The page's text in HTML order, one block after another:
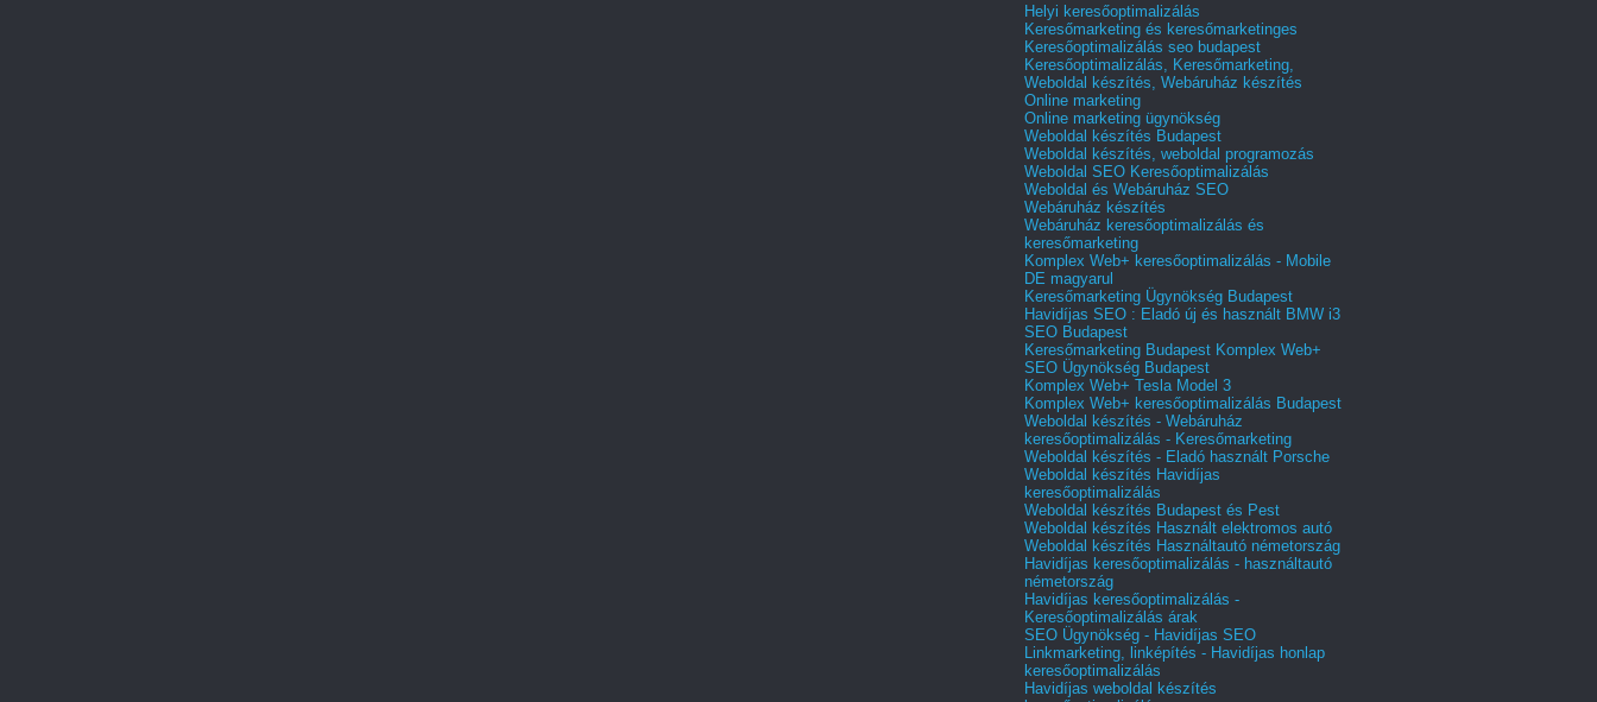
Helyi keresőoptimalizálás
Keresőmarketing és keresőmarketinges
Keresőoptimalizálás seo budapest
Keresőoptimalizálás, Keresőmarketing,
Weboldal készítés, Webáruház készítés
Online marketing
Online marketing ügynökség
Weboldal készítés Budapest
Weboldal készítés, weboldal programozás
Weboldal SEO Keresőoptimalizálás
Weboldal és Webáruház SEO
Webáruház készítés
Webáruház keresőoptimalizálás és
keresőmarketing
Komplex Web+ keresőoptimalizálás - Mobile
DE magyarul
Keresőmarketing Ügynökség Budapest
Havidíjas SEO : Eladó új és használt BMW i3
SEO Budapest
Keresőmarketing Budapest Komplex Web+
SEO Ügynökség Budapest
Komplex Web+ Tesla Model 3
Komplex Web+ keresőoptimalizálás Budapest
Weboldal készítés - Webáruház
keresőoptimalizálás - Keresőmarketing
Weboldal készítés - Eladó használt Porsche
Weboldal készítés Havidíjas
keresőoptimalizálás
Weboldal készítés Budapest és Pest
Weboldal készítés Használt elektromos autó
Weboldal készítés Használtautó németország
Havidíjas keresőoptimalizálás - használtautó
németország
Havidíjas keresőoptimalizálás -
Keresőoptimalizálás árak
SEO Ügynökség - Havidíjas SEO
Linkmarketing, linképítés - Havidíjas honlap
keresőoptimalizálás
Havidíjas weboldal készítés